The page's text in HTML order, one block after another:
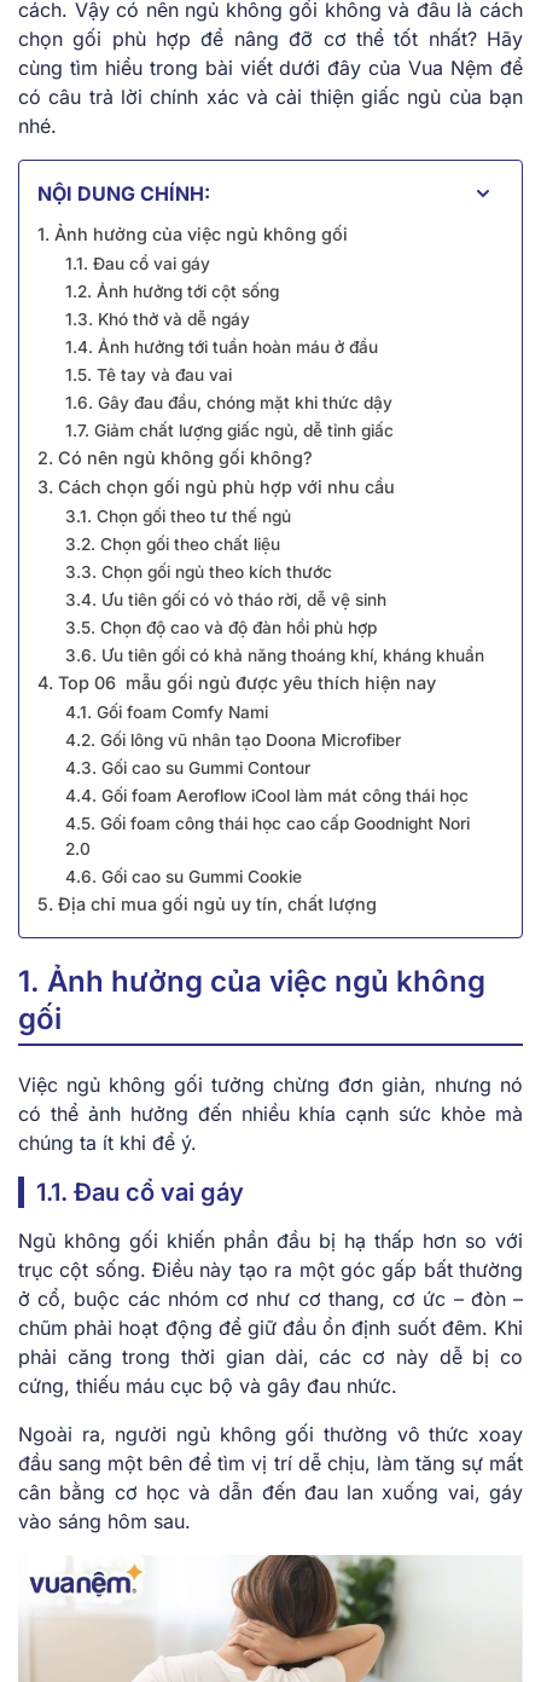
cách. Vậy có nên ngủ không gối không và đâu là cách
chọn gối phù hợp để nâng đỡ cơ thể tốt nhất? Hãy
cùng tìm hiểu trong bài viết dưới đây của Vua Nệm để
có câu trả lời chính xác và cải thiện giấc ngủ của bạn
nhé.
NỘI DUNG CHÍNH:
1. Ảnh hưởng của việc ngủ không gối
1.1. Đau cổ vai gáy
1.2. Ảnh hưởng tới cột sống
1.3. Khó thở và dễ ngáy
1.4. Ảnh hưởng tới tuần hoàn máu ở đầu
1.5. Tê tay và đau vai
1.6. Gây đau đầu, chóng mặt khi thức dậy
1.7. Giảm chất lượng giấc ngủ, dễ tỉnh giấc
2. Có nên ngủ không gối không?
3. Cách chọn gối ngủ phù hợp với nhu cầu
3.1. Chọn gối theo tư thế ngủ
3.2. Chọn gối theo chất liệu
3.3. Chọn gối ngủ theo kích thước
3.4. Ưu tiên gối có vỏ tháo rời, dễ vệ sinh
3.5. Chọn độ cao và độ đàn hồi phù hợp
3.6. Ưu tiên gối có khả năng thoáng khí, kháng khuẩn
4. Top 06 mẫu gối ngủ được yêu thích hiện nay
4.1. Gối foam Comfy Nami
4.2. Gối lông vũ nhân tạo Doona Microfiber
4.3. Gối cao su Gummi Contour
4.4. Gối foam Aeroflow iCool làm mát công thái học
4.5. Gối foam công thái học cao cấp Goodnight Nori
2.0
4.6. Gối cao su Gummi Cookie
5. Địa chỉ mua gối ngủ uy tín, chất lượng
1. Ảnh hưởng của việc ngủ không
gối
Việc ngủ không gối tưởng chừng đơn giản, nhưng nó
có thể ảnh hưởng đến nhiều khía cạnh sức khỏe mà
chúng ta ít khi để ý.
1.1. Đau cổ vai gáy
Ngủ không gối khiến phần đầu bị hạ thấp hơn so với
trục cột sống. Điều này tạo ra một góc gấp bất thường
ở cổ, buộc các nhóm cơ như cơ thang, cơ ức – đòn –
chũm phải hoạt động để giữ đầu ổn định suốt đêm. Khi
phải căng trong thời gian dài, các cơ này dễ bị co
cứng, thiếu máu cục bộ và gây đau nhức.
Ngoài ra, người ngủ không gối thường vô thức xoay
đầu sang một bên để tìm vị trí dễ chịu, làm tăng sự mất
cân bằng cơ học và dẫn đến đau lan xuống vai, gáy
vào sáng hôm sau.